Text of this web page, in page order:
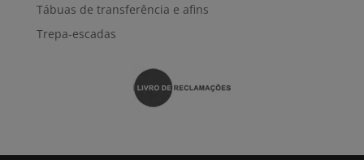
Tábuas de transferência e afins
Trepa-escadas